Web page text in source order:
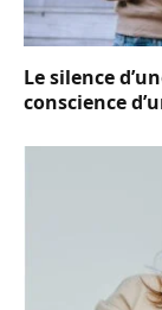
Le silence
conscience